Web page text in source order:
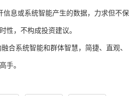
信息或系统智能产生的数据，力求但不保
性，不构成投资建议。
合系统智能和群体智慧，简捷、直观、
手。